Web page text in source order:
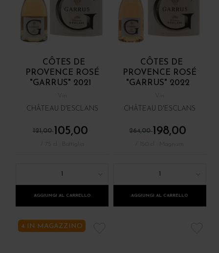
CÔTES DE
PROVENCE ROSÉ
"GARRUS" 2021
CHÂTEAU D'ESCLANS
121,00105,00
1
AGGIUNGI AL CARRELLO
CÔTES DE
PROVENCE ROSÉ
"GARRUS" 2022
CHÂTEAU D'ESCLANS
264,00198,00
1
AGGIUNGI AL CARRELLO
4 IN MAGAZZINO